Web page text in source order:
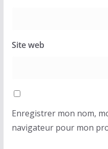
Site web
Enregistrer mon nom,
navigateur pour mon